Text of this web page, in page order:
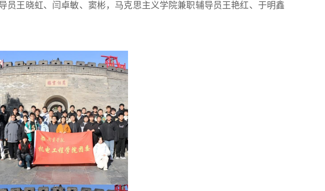
王晓虹、闫卓敏、窦彬，马克思主义学院兼职辅导员王艳红、于明鑫